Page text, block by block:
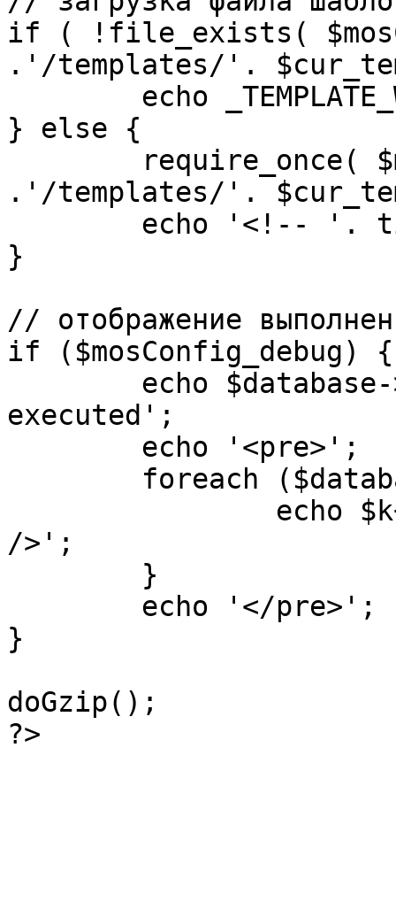
if ( !file_exists(
.'/templates/'.
} else {
.'/templates/'.
}
// отображение
if ($mosConfig_debug) {
executed';
/>';
}
doGzip();
?>